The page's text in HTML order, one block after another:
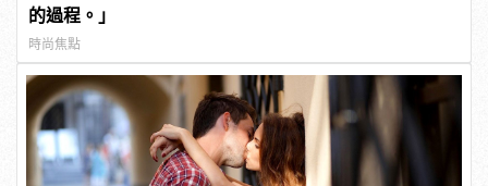
的過程。」
時尚焦點